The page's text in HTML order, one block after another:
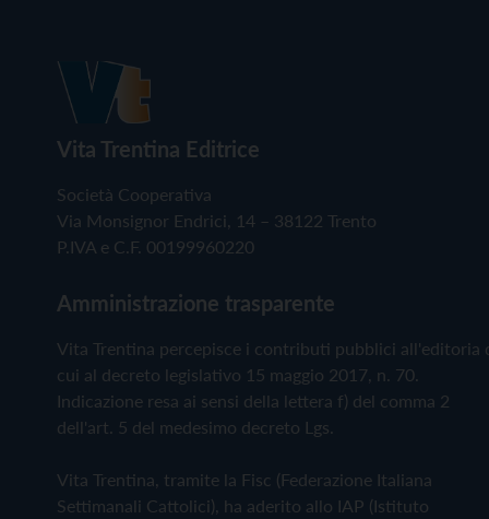
Vita Trentina Editrice
Società Cooperativa
Via Monsignor Endrici, 14 – 38122 Trento
P.IVA e C.F. 00199960220
Amministrazione trasparente
Vita Trentina percepisce i contributi pubblici all'editoria
cui al decreto legislativo 15 maggio 2017, n. 70.
Indicazione resa ai sensi della lettera f) del comma 2
dell'art. 5 del medesimo decreto Lgs.
Vita Trentina, tramite la Fisc (Federazione Italiana
Settimanali Cattolici), ha aderito allo IAP (Istituto